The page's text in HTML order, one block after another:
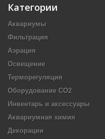
Категории
Аквариумы
Фильтрация
Аэрация
Освещение
Терморегуляция
Оборудование CO2
Инвентарь и аксессуары
Аквариумная химия
Декорации